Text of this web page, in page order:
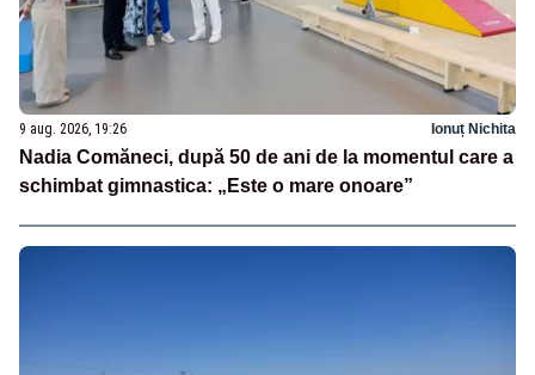
9 aug. 2026, 19:26 Ionuț Nichita
Nadia Comăneci, după 50 de ani de la momentul care a
schimbat gimnastica: „Este o mare onoare”